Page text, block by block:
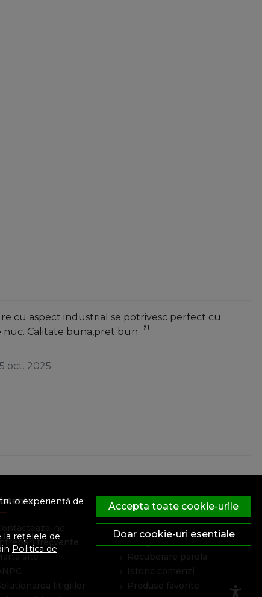
o experiență de
la rețelele de
Politica de
Accepta toate cookie-urile
Doar cookie-uri esentiale
cu aspect industrial se potrivesc perfect cu
nuc. Calitate buna,pret bun
oct. 2025
ne
frecvente
site
litigiilor
Cont Client
Contul meu
Recuperare parola
Istoric comenzi
Produse favorite